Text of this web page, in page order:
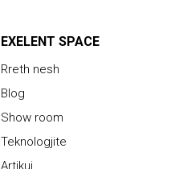
EXELENT SPACE
Rreth nesh
Blog
Show room
Teknologjite
Artikuj